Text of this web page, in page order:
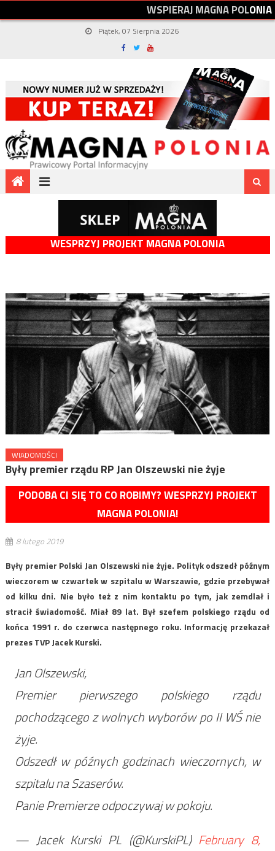
WSPIERAJMAGNAPOLONIA
Piątek, 07 Sierpnia 2026
WESPRZYJ PROJEKT MAGNA POLONIA
WIADOMOŚCI
Były premier rządu RP Jan Olszewski nie żyje
PODOBA CI SIĘ TO CO ROBIMY? WESPRZYJ PROJEKT
MAGNA POLONIA!
8 lutego 2019
Były premier Polski Jan Olszewski nie żyje. Polityk odszedł późnym
wieczorem w czwartek w szpitalu w Warszawie, gdzie przebywał
od kilku dni. Nie było też z nim kontaktu po tym, jak zemdlał i
stracił świadomość. Miał 89 lat. Był szefem polskiego rządu od
końca 1991 r. do czerwca następnego roku. Informację przekazał
prezes TVP Jacek Kurski.
Jan Olszewski,
Premier pierwszego polskiego rządu
pochodzącego z wolnych wyborów po II WŚ nie
żyje.
Odszedł w późnych godzinach wieczornych, w
szpitalu na Szaserów.
Panie Premierze odpoczywaj w pokoju.
— Jacek Kurski PL (@KurskiPL) February 8,